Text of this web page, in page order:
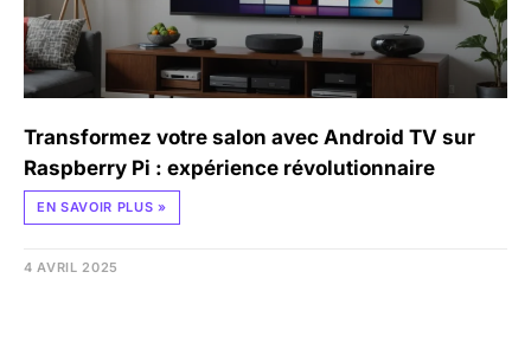
Transformez votre salon avec Android TV sur
Raspberry Pi : expérience révolutionnaire
EN SAVOIR PLUS »
4 AVRIL 2025